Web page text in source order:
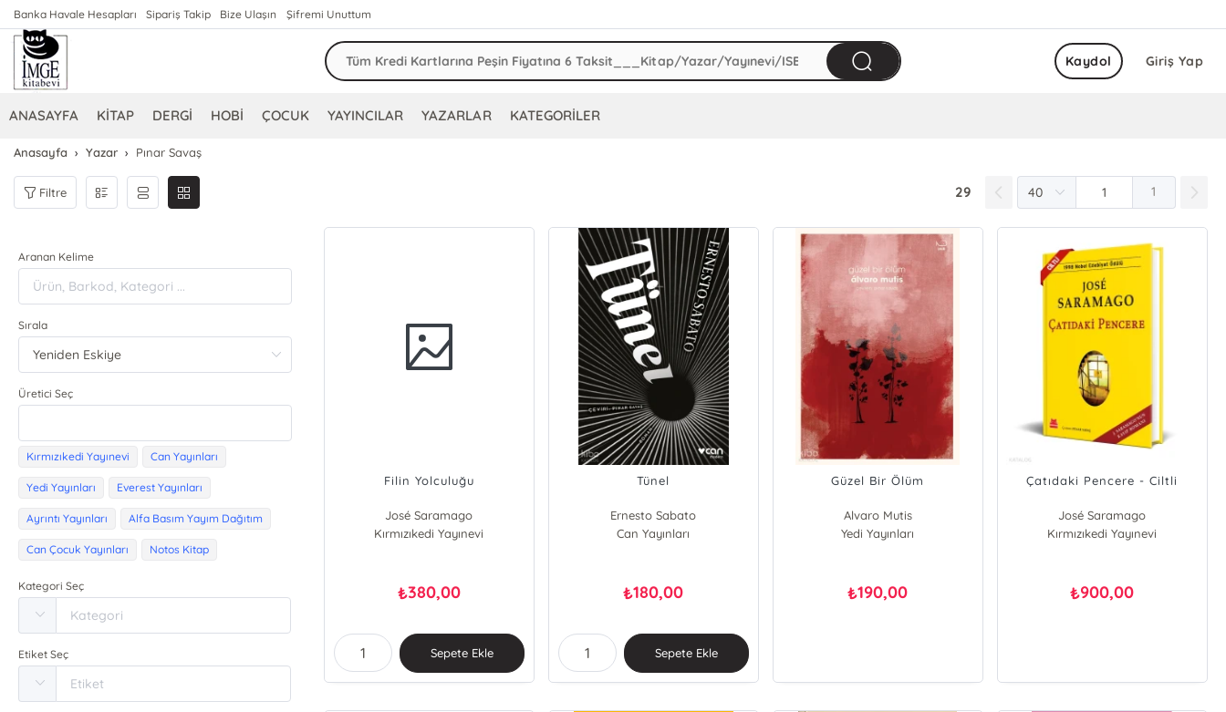
Banka Havale Hesapları Sipariş Takip Bize Ulaşın Şifremi Unuttum
Giriş Yap
Kaydol
ANASAYFA KİTAP DERGİ HOBİ ÇOCUK YAYINCILAR YAZARLAR KATEGORİLER
Anasayfa Yazar Pınar Savaş
Filtre 29 1
Aranan Kelime
Sırala
Üretici Seç
Kırmızıkedi Yayınevi Can Yayınları
Yedi Yayınları Everest Yayınları
Ayrıntı Yayınları Alfa Basım Yayım Dağıtım
Can Çocuk Yayınları Notos Kitap
Kategori Seç
Etiket Seç
Filin Yolculuğu
José Saramago
Kırmızıkedi Yayınevi
₺380,00
Sepete Ekle
Tünel
Ernesto Sabato
Can Yayınları
₺180,00
Sepete Ekle
Güzel Bir Ölüm
Alvaro Mutis
Yedi Yayınları
₺190,00
Çatıdaki Pencere - Ciltli
José Saramago
Kırmızıkedi Yayınevi
₺900,00